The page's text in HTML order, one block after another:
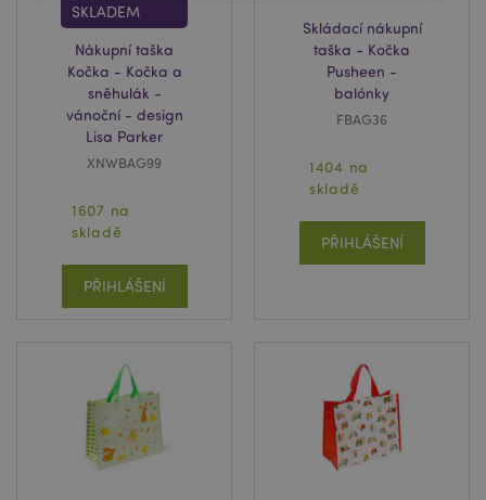
SKLADEM
Nákupní taška
Kočka - Kočka a
sněhulák -
vánoční - design
Lisa Parker
XNWBAG99
1607 na
skladě
PŘIHLÁŠENÍ
Skládací nákupní
taška - Kočka
Pusheen -
balónky
FBAG36
1404 na
skladě
PŘIHLÁŠENÍ
Bezpodmínečně nutné soubory
Výkonnostní
Nezbytně nutné soubory cookie umožňují základní
funkce webových stránek, jako je přihlášení
uživatele a správa účtu. Bez nezbytně nutných
souborů cookie nelze webovou stránku správně
používat.
Název
Doména
Zásadách ochrany osobních údajů společnosti